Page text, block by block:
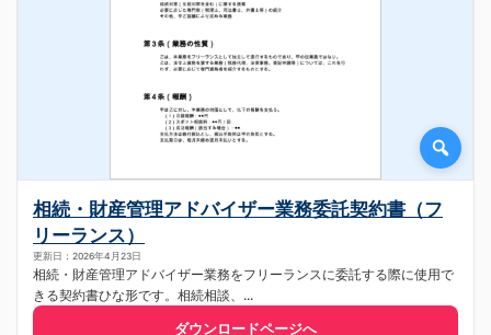
相続・財産管理アドバイザー業務委託契約書（フ
リーランス）
更新日：2026年4月23日
相続・財産管理アドバイザー業務をフリーランスに委託する際に使用で
きる契約書ひな形です。相続相談、...
ダウンロードページへ